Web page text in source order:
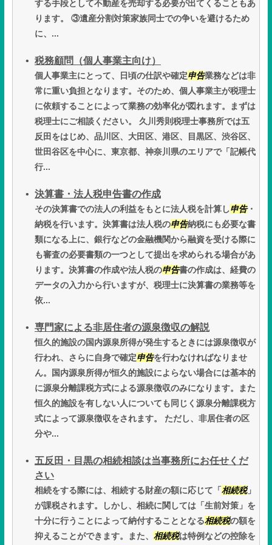
する手段として不動産を売却する必要が出てくることもあ
ります。 ③遺産分割対策家族同士での争いを避けるため
に、...
税務顧問（個人事業主向け）
個人事業主にとって、日頃の仕訳や確定申告業務などは非
常に重い負担となります。そのため、個人事業主が税理士
に依頼することによって業務の効率化が図れます。まずは
税理士にご相談ください。 久川秀則税理士事務所では五
反田をはじめ、品川区、大田区、港区、目黒区、渋谷区、
世田谷区を中心に、東京都、神奈川県のエリアで「記帳代
行...
決算書・法人税申告書の作成
その決算書での法人の利益をもとに法人税を計算し申告・
納税を行います。決算書は法人税の申告納税にも必要な書
類になる上に、銀行などの金融機関から融資を受ける際に
も審査の必要書類の一つとして提出を求められる場合があ
ります。決算書の作成や法人税の申告書の作成は、経費の
データの入力から行いますが、税理士に決算書の業務等を
依...
専門家による非居住者の源泉徴収の解説
恒久的施設の国内源泉所得が発生するときには源泉徴収が
行われ、さらに自身で確定申告を行わなければなりませ
ん。国内源泉所得が恒久的施設によらない場合には基本的
に源泉分離課税方式による源泉徴収のみになります。また
恒久的施設を有しない人についても同じく源泉分離課税方
式によって源泉徴収をされます。 ただし、非居住者の区
分や...
五反田・目黒の相続相談は当事務所にお任せくだ
さい
相続をする際には、相続する財産の額に応じて「 相続税」
が課税されます。しかし、相続に関しては「生前対策」を
十分に行うことによって納付することとなる相続税の額を
抑えることができます。また、 相続税は特例などの控除を